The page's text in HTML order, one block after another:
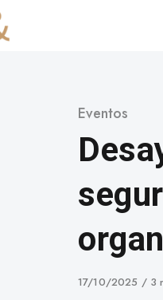
Category
Eventos
Published
17/10/2025 3